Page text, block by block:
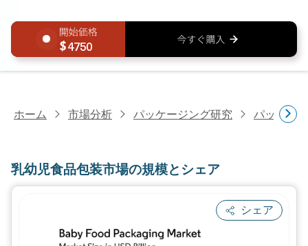
4750
ホーム 市場分析 パッケージング研究 パッケー
乳幼児食品包装市場の規模とシェア
シェア